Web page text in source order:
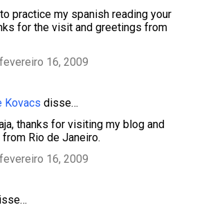
practice my spanish reading your
for the visit and greetings from
16, 2009
Kovacs disse…
thanks for visiting my blog and
Rio de Janeiro.
16, 2009